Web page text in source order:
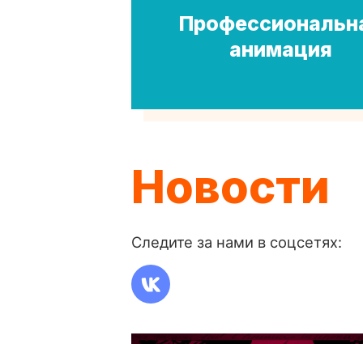
анимация
Новости
Следите за нами в соцсетях: